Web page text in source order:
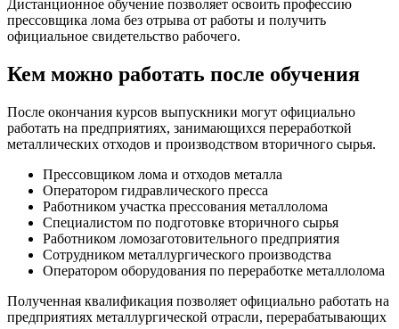
Дистанционное обучение позволяет освоить профессию
прессовщика лома без отрыва от работы и получить
официальное свидетельство рабочего.
Кем можно работать после обучения
После окончания курсов выпускники могут официально
работать на предприятиях, занимающихся переработкой
металлических отходов и производством вторичного сырья.
Прессовщиком лома и отходов металла
Оператором гидравлического пресса
Работником участка прессования металлолома
Специалистом по подготовке вторичного сырья
Работником ломозаготовительного предприятия
Сотрудником металлургического производства
Оператором оборудования по переработке металлолома
Полученная квалификация позволяет официально работать на
предприятиях металлургической отрасли, перерабатывающих